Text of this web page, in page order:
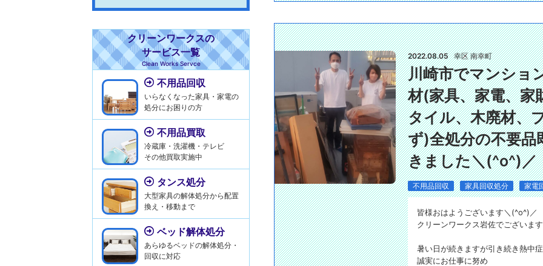
2022.08.05 幸区 南幸町
川崎市でマンショ
材(家具、家電、家
タイル、木廃材、
ず)全処分の不要品
きました＼(^o^)／
不用品回収 家具回収処分 家電
皆様おはようございます＼(^o^)／
クリーンワークス岩佐でございま
暑い日が続きますが引き続き熱中
誠実にお仕事に努め
クリーンワークスの
サービス一覧
Clean Works Servce
不用品回収
いらなくなった家具・家電の
処分にお困りの方
不用品買取
冷蔵庫・洗濯機・テレビ
その他買取実施中
タンス処分
大型家具の解体処分から配置
換え・移動まで
ベッド解体処分
あらゆるベッドの解体処分・
回収に対応